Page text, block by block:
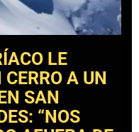
LE
A UN
SAN
“NOS